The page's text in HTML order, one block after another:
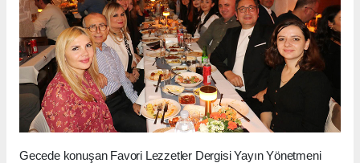
Gecede konuşan Favori Lezzetler Dergisi Yayın Yönetmeni